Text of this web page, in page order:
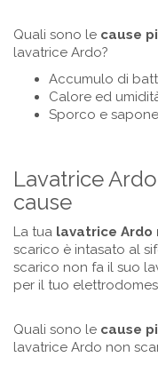
Quali sono le cause
lavatrice Ardo?
Accumulo di
Calore ed
Sporco e
Lavatrice
cause
La tua lavatrice Ardo
scarico è intasato al
scarico non fa il suo
per il tuo
Quali sono le cause
lavatrice Ardo non